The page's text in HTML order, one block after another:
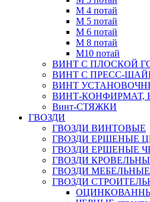
М 4 потай
М 5 потай
М 6 потай
М 8 потай
М10 потай
ВИНТ С ПЛОСКОЙ
ВИНТ С ПРЕСС-
ВИНТ
ВИНТ-КОНФИРМАТ,
Винт-СТЯЖКИ
ГВОЗДИ
ГВОЗДИ ВИНТОВЫЕ
ГВОЗДИ ЕРШЕНЫЕ
ГВОЗДИ ЕРШЕНЫЕ
ГВОЗДИ
ГВОЗДИ МЕБЕЛЬНЫЕ
ГВОЗДИ
ОЦИНКОВАННЫЕ